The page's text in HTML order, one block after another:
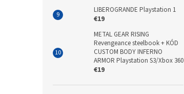
LIBEROGRANDE Playstation 1
€19
METAL GEAR RISING
Revengeance steelbook + KÓD
CUSTOM BODY INFERNO
ARMOR Playstation S3/Xbox 360
€19